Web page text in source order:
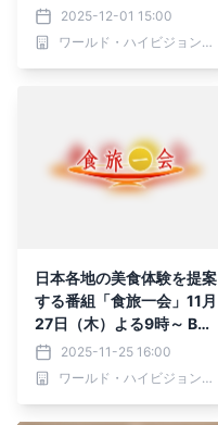
ぎ映画祭」12/27（土）～
1/3（土）BS12 トゥエル
ビ で無料放送
2025-12-01 15:00
ワールド・ハイビジョン・チャンネル株式会社
日本各地の美食体験を提案
する番組「食旅一会」11月
27日（木）よる9時～ BS1
2 トゥエルビで全国無料放
送
2025-11-25 16:00
ワールド・ハイビジョン・チャンネル株式会社